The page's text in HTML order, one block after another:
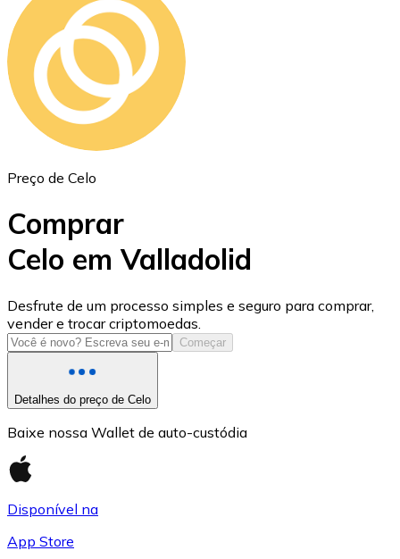
Ethereum
ETH
USD Coin
USDC
Preço de Celo
Comprar
Celo em Valladolid
Desfrute de um processo simples e seguro para comprar,
vender e trocar criptomoedas.
Começar
Detalhes do preço de Celo
Baixe nossa Wallet de auto-custódia
Disponível na
App Store